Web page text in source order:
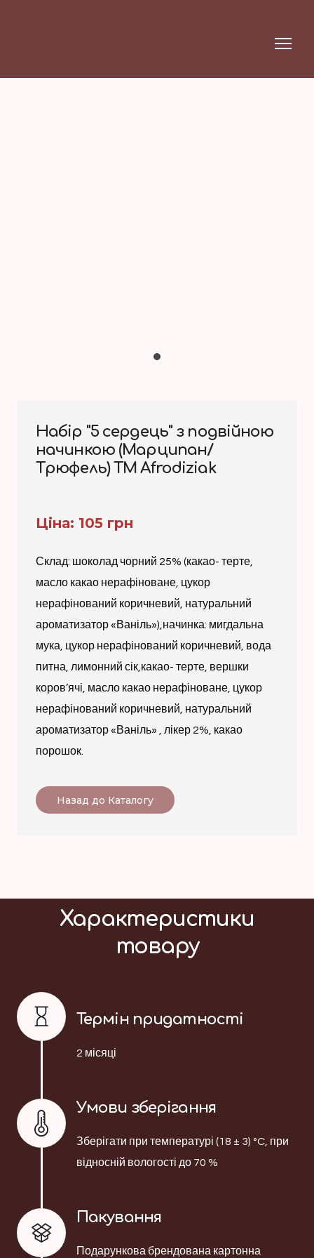
Набір "5 сердець" з подвійною
начинкою (Марципан/
Трюфель) TM Afrodiziak
Ціна: 105 грн
Склад: шоколад чорний 25% (какао- терте,
масло какао нерафіноване, цукор
нерафінований коричневий, натуральний
ароматизатор «Ваніль»),начинка: мигдальна
мука, цукор нерафінований коричневий, вода
питна, лимонний сік,какао- терте, вершки
коров’ячі, масло какао нерафіноване, цукор
нерафінований коричневий, натуральний
ароматизатор «Ваніль» , лікер 2%, какао
порошок.
Назад до Каталогу
Характеристики
товару
Термін придатності
2 місяці
Умови зберігання
Зберігати при температурі (18 ± 3) °C, при
відносній вологості до 70 %
Пакування
Подарункова брендована картонна